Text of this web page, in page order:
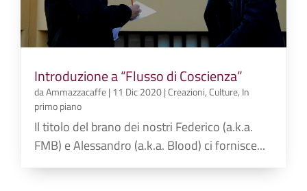
Introduzione a “Flusso di Coscienza”
daAmmazzacaffe| 11 Dic 2020|Creazioni,Culture, In
primo piano
Il titolo del brano dei nostri Federico (a.k.a.
FMB) e Alessandro (a.k.a. Blood) ci fornisce...